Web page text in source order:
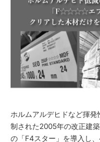
ホルムアルデヒドなど揮
制された2005年の改正建
の「F4スター」を導入し